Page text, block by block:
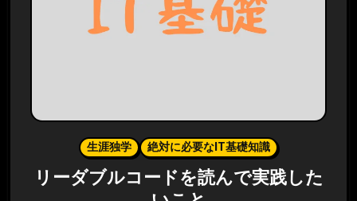
生涯独学 絶対に必要なIT基礎知識
リーダブルコードを読んで実践した